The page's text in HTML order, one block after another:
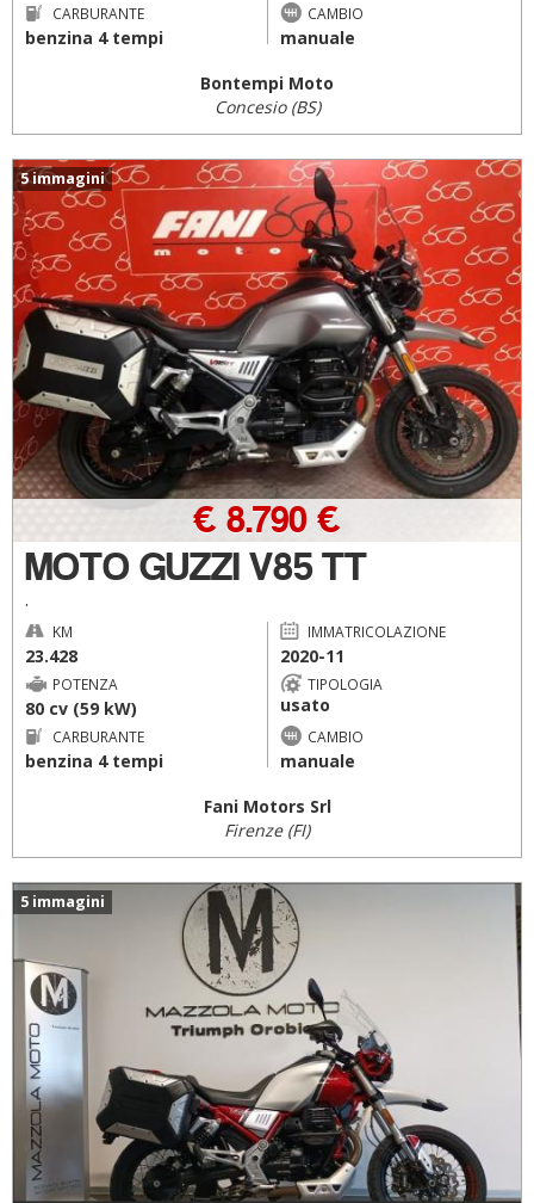
CARBURANTE
benzina 4 tempi
CAMBIO
manuale
Bontempi Moto
Concesio (BS)
5 immagini
MOTO GUZZI V85 TT
.
€ 8.790 €
KM
23.428
IMMATRICOLAZIONE
2020-11
POTENZA
80 cv (59 kW)
TIPOLOGIA
usato
CARBURANTE
benzina 4 tempi
CAMBIO
manuale
Fani Motors Srl
Firenze (FI)
5 immagini